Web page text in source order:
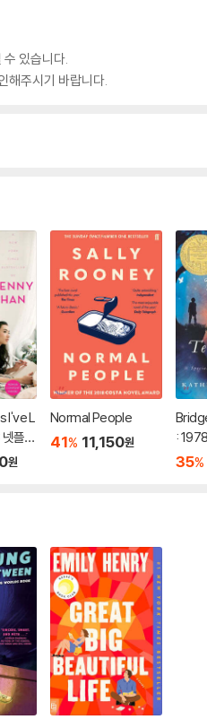
있습니다.
해주시기 바랍니다.
I've L
플릭
했던
원
Normal People
41% 11,150원
:
35%